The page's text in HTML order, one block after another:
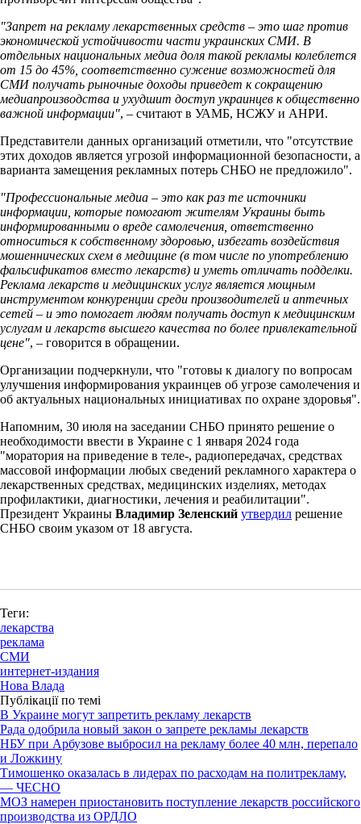
"Запрет на рекламу лекарственных средств – это шаг против
экономической устойчивости части украинских СМИ. В
отдельных национальных медиа доля такой рекламы колеблется
от 15 до 45%, соответственно сужение возможностей для
СМИ получать рыночные доходы приведет к сокращению
медиапроизводства и ухудшит доступ украинцев к общественно
важной информации", – считают в УАМБ, НСЖУ и АНРИ.
Представители данных организаций отметили, что "отсутствие
этих доходов является угрозой информационной безопасности, а
варианта замещения рекламных потерь СНБО не предложило".
"Профессиональные медиа – это как раз те источники
информации, которые помогают жителям Украины быть
информированными о вреде самолечения, ответственно
относиться к собственному здоровью, избегать воздействия
мошеннических схем в медицине (в том числе по употреблению
фальсификатов вместо лекарств) и уметь отличать подделки.
Реклама лекарств и медицинских услуг является мощным
инструментом конкуренции среди производителей и аптечных
сетей – и это помогает людям получать доступ к медицинским
услугам и лекарств высшего качества по более привлекательной
цене", – говорится в обращении.
Организации подчеркнули, что "готовы к диалогу по вопросам
улучшения информирования украинцев об угрозе самолечения и
об актуальных национальных инициативах по охране здоровья".
Напомним, 30 июля на заседании СНБО принято решение о
необходимости ввести в Украине с 1 января 2024 года
"моратория на приведение в теле-, радиопередачах, средствах
массовой информации любых сведений рекламного характера о
лекарственных средствах, медицинских изделиях, методах
профилактики, диагностики, лечения и реабилитации".
Президент Украины Владимир Зеленский утвердил решение
СНБО своим указом от 18 августа.
Теги:
лекарства
реклама
СМИ
интернет-издания
Нова Влада
Публікації по темі
В Украине могут запретить рекламу лекарств
Рада одобрила новый закон о запрете рекламы лекарств
НБУ при Арбузове выбросил на рекламу более 40 млн, перепало
и Ложкину
Тимошенко оказалась в лидерах по расходам на политрекламу,
— ЧЕСНО
МОЗ намерен приостановить поступление лекарств российского
производства из ОРДЛО